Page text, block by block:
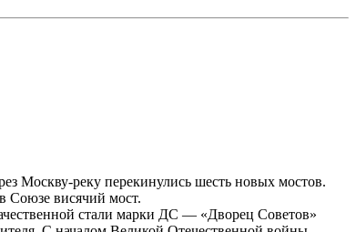
Москву-реку перекинулись шесть новых мостов.
Союзе висячий мост.
стали марки ДС — «Дворец Советов»